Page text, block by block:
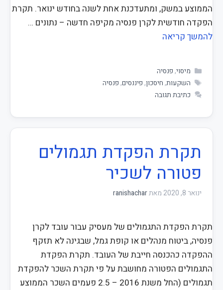
הממוצע במשק, ומתעדכנת אחת לשנה בחודש ינואר. תקרת
הפקדה חודשית לקרן פנסיה מקיפה חדשה – נתונים …
להמשך קריאה
מיסוי, פנסיה
השקעות, חיסכון, פיננסים, פנסיה
כתיבת תגובה
תקרת הפקדת תגמולים
פטורה לשכיר
ינואר 8, 2020 מאתranishachar
תקרת הפקדת התגמולים של מעסיק עבור עובד לקרן
פנסיה, ביטוח מנהלים או קופת גמל, שבגינה לא תזקף
ההפקדה כהכנסה חייבת של העובד. תקרת הפקדת
התגמולים הפטורה מחושבת על פי תקרת השכר להפקדת
תגמולים (החל משנת 2016 – 2.5 פעמים השכר הממוצע